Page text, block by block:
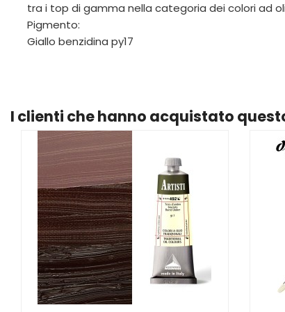
tra i top di gamma nella categoria dei colori ad
Pigmento:
Giallo benzidina py17
I clienti che hanno acquistato